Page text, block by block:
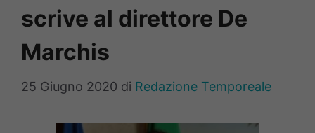
scrive al direttore De
Marchis
25 Giugno 2020 di Redazione Temporeale